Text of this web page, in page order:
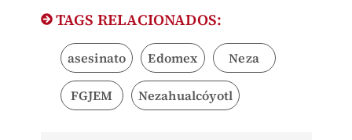
TAGS RELACIONADOS:
asesinato Edomex Neza
FGJEM Nezahualcóyotl